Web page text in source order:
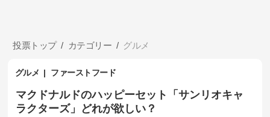
投票トップ カテゴリー グルメ
グルメ ファーストフード
マクドナルドのハッピーセット「サンリオキャ
ラクターズ」どれが欲しい？